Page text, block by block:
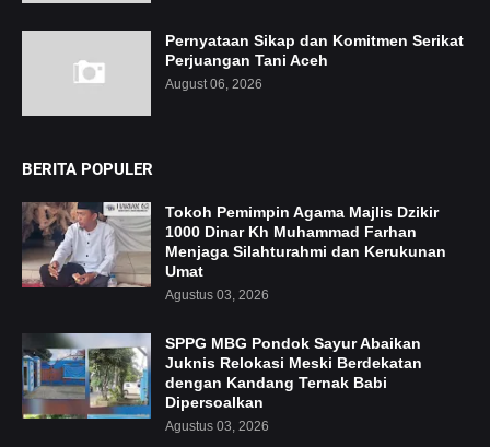
Pernyataan Sikap dan Komitmen Serikat
Perjuangan Tani Aceh
August 06, 2026
BERITA POPULER
Tokoh Pemimpin Agama Majlis Dzikir
1000 Dinar Kh Muhammad Farhan
Menjaga Silahturahmi dan Kerukunan
Umat
Agustus 03, 2026
SPPG MBG Pondok Sayur Abaikan
Juknis Relokasi Meski Berdekatan
dengan Kandang Ternak Babi
Dipersoalkan
Agustus 03, 2026